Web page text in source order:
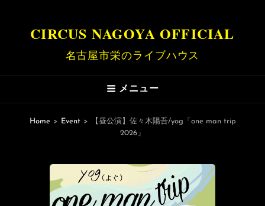
CIRCUS NAGOYA OFFICIAL
名古屋市栄のライブハウス
メニュー
Home > Event >
【昼公演】佐々木陽吾/yog「one man trip
2026」